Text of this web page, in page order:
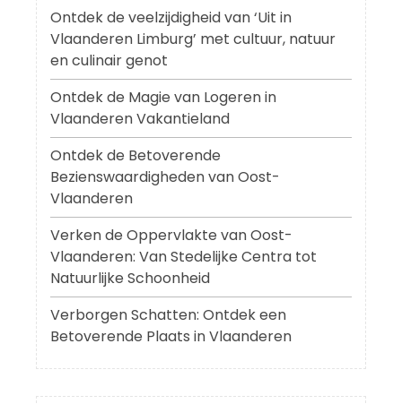
Ontdek de veelzijdigheid van ‘Uit in
Vlaanderen Limburg’ met cultuur, natuur
en culinair genot
Ontdek de Magie van Logeren in
Vlaanderen Vakantieland
Ontdek de Betoverende
Bezienswaardigheden van Oost-
Vlaanderen
Verken de Oppervlakte van Oost-
Vlaanderen: Van Stedelijke Centra tot
Natuurlijke Schoonheid
Verborgen Schatten: Ontdek een
Betoverende Plaats in Vlaanderen